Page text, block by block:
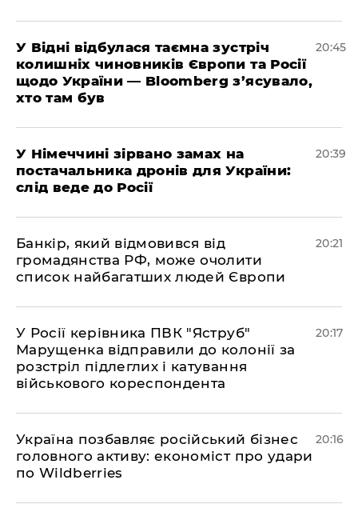
​У Відні відбулася таємна зустріч
колишніх чиновників Європи та Росії
щодо України — Bloomberg з’ясувало,
хто там був
20:45
​У Німеччині зірвано замах на
постачальника дронів для України:
слід веде до Росії
20:39
​Банкір, який відмовився від
громадянства РФ, може очолити
список найбагатших людей Європи
20:21
​У Росії керівника ПВК "Яструб"
Марущенка відправили до колонії за
розстріл підлеглих і катування
військового кореспондента
20:17
​Україна позбавляє російський бізнес
головного активу: економіст про удари
по Wildberries
20:16